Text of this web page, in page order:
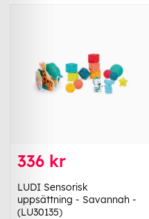
336 kr
LUDI Sensorisk
uppsättning - Savannah -
(LU30135)